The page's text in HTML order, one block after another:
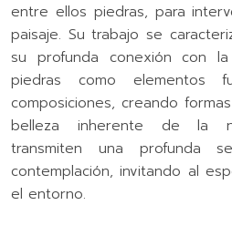
entre ellos piedras, para
paisaje. Su trabajo se
su profunda conexión con
piedras como elementos
composiciones, creando
belleza inherente de la
transmiten una profunda
contemplación, invitando al
el entorno.